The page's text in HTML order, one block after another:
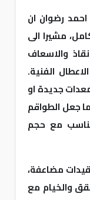
احمد رضوان ان
مشيرا الى
والاسعاف
الفنية.
جديدة او
جعل الطواقم
مع حجم
مضاعفة،
والخيام مع